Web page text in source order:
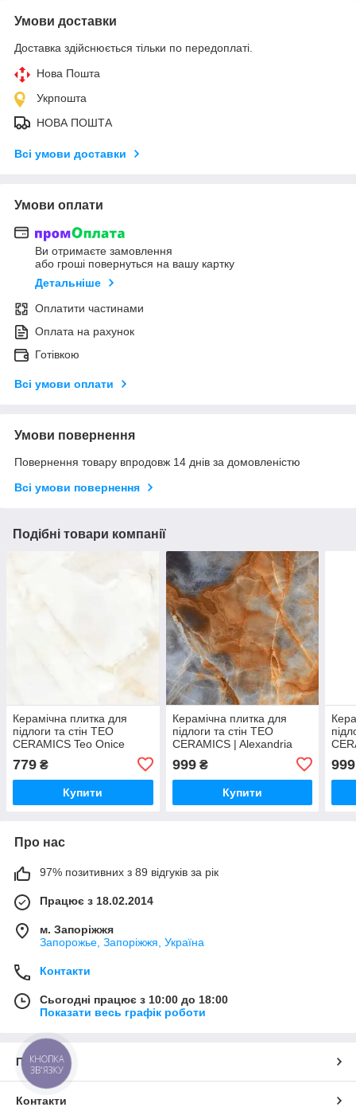
Умови доставки
Доставка здійснюється тільки по передоплаті.
Нова Пошта
Укрпошта
НОВА ПОШТА
Всі умови доставки
Умови оплати
Ви отримаєте замовлення
або гроші повернуться на вашу картку
Детальніше
Оплатити частинами
Оплата на рахунок
Готівкою
Всі умови оплати
Умови повернення
Повернення товару впродовж 14 днів за домовленістю
Всі умови повернення
Подібні товари компанії
Керамічна плитка для
підлоги та стін TEO
CERAMICS Teo Onice
Pearl F P 600x600x8 R Full
Lappato 1
779 ₴
Купити
Керамічна плитка для
підлоги та стін TEO
CERAMICS | Alexandria
Full Lappato 1
999₴
Купити
999
Про нас
97% позитивних з 89 відгуків за рік
Працює з 18.02.2014
м. Запоріжжя
Запорожье, Запоріжжя, Україна
Контакти
Сьогодні працює з 10:00 до 18:00
Показати весь графік роботи
Про нас
Контакти
КНОПКА
ЗВ'ЯЗКУ